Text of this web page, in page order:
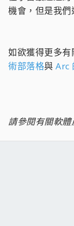
機會，但是我們
如欲獲得更多
術部落格與 Arc
請參閱有關軟